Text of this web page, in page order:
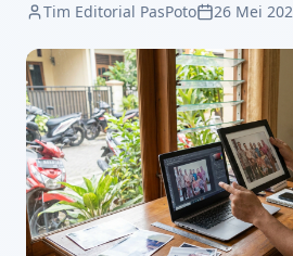
Tim Editorial PasPoto 26 Mei